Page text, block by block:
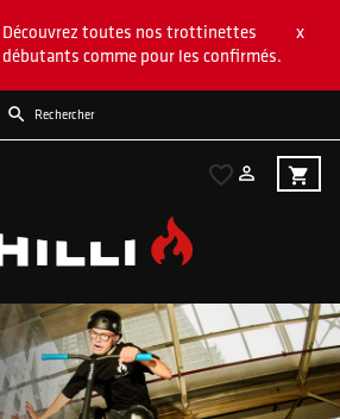
Découvrez toutes nos trottinettes
comme pour les confirmés.
x

shopping_cart

favorite_border